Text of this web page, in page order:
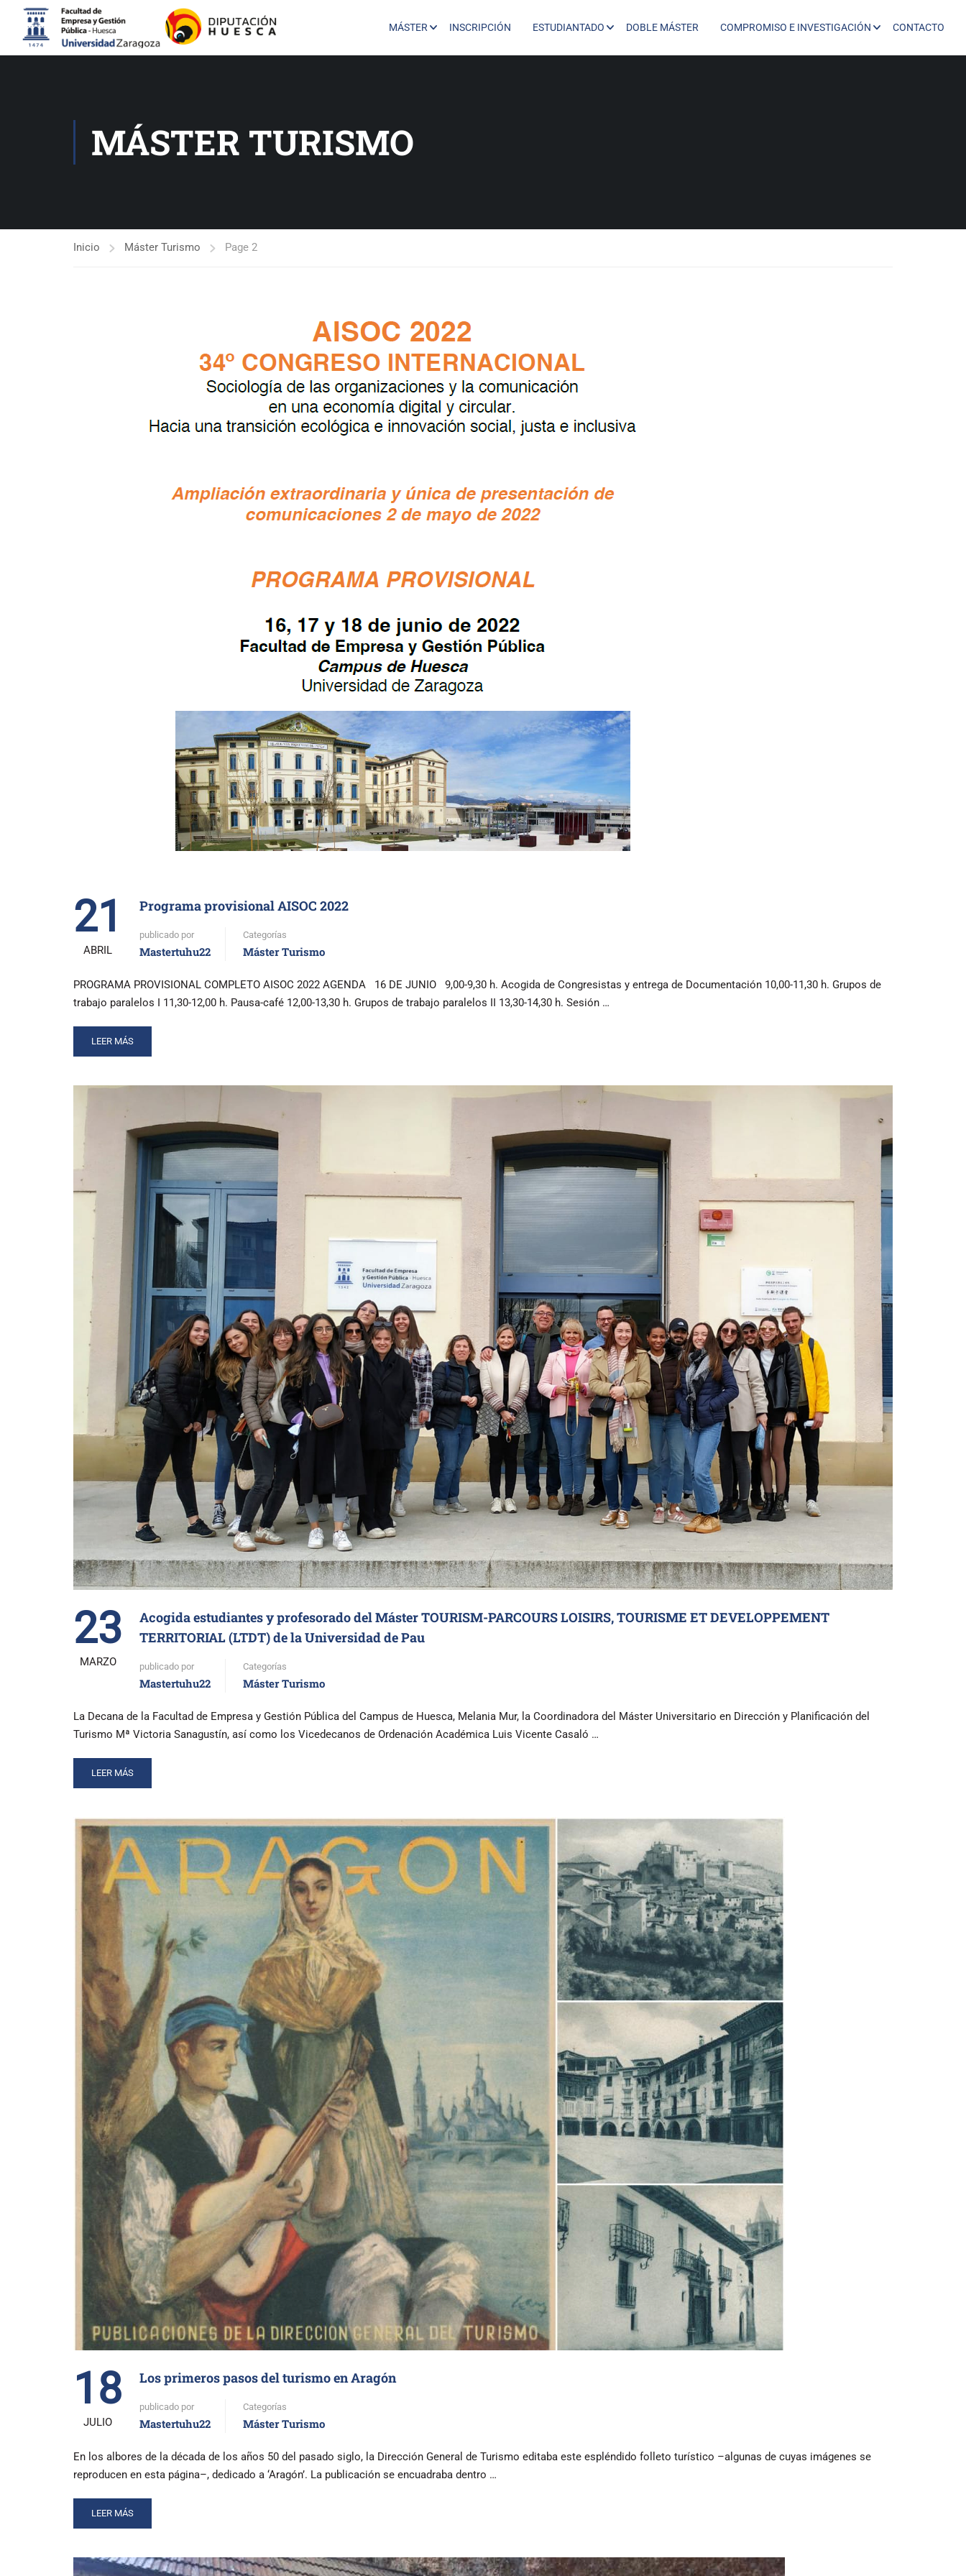
MÁSTER INSCRIPCIÓN ESTUDIANTADO DOBLE MÁSTER COMPROMISO E INVESTIGACIÓN CONTACTO
MÁSTER TURISMO
Inicio Máster Turismo Page 2
21
ABRIL
Programa provisional AISOC 2022
publicado por
Mastertuhu22
Categorías
Máster Turismo
PROGRAMA PROVISIONAL COMPLETO AISOC 2022 AGENDA 16 DE JUNIO 9,00-9,30 h. Acogida de Congresistas y entrega de Documentación 10,00-11,30 h. Grupos de
trabajo paralelos I 11,30-12,00 h. Pausa-café 12,00-13,30 h. Grupos de trabajo paralelos II 13,30-14,30 h. Sesión …
READ
MORE
PROGRAMA
LEER MÁS
23
MARZO
Acogida estudiantes y profesorado del Máster TOURISM-PARCOURS LOISIRS, TOURISME ET DEVELOPPEMENT
TERRITORIAL (LTDT) de la Universidad de Pau
publicado por
Mastertuhu22
Categorías
Máster Turismo
La Decana de la Facultad de Empresa y Gestión Pública del Campus de Huesca, Melania Mur, la Coordinadora del Máster Universitario en Dirección y Planificación del
Turismo Mª Victoria Sanagustín, así como los Vicedecanos de Ordenación Académica Luis Vicente Casaló …
READ
MORE
ESTUDIANTES
Y
PROFESORADO
DEL
MÁSTER
TOURISM-
PARCOURS
LOISIRS,
DEVELOPPEMENT
TERRITORIAL
DE
UNIVERSIDAD
DE
LEER MÁS
18
JULIO
Los primeros pasos del turismo en Aragón
publicado por
Mastertuhu22
Categorías
Máster Turismo
En los albores de la década de los años 50 del pasado siglo, la Dirección General de Turismo editaba este espléndido folleto turístico –algunas de cuyas imágenes se
reproducen en esta página–, dedicado a ‘Aragón’. La publicación se encuadraba dentro …
READ
MORE
LOS
PRIMEROS
LEER MÁS